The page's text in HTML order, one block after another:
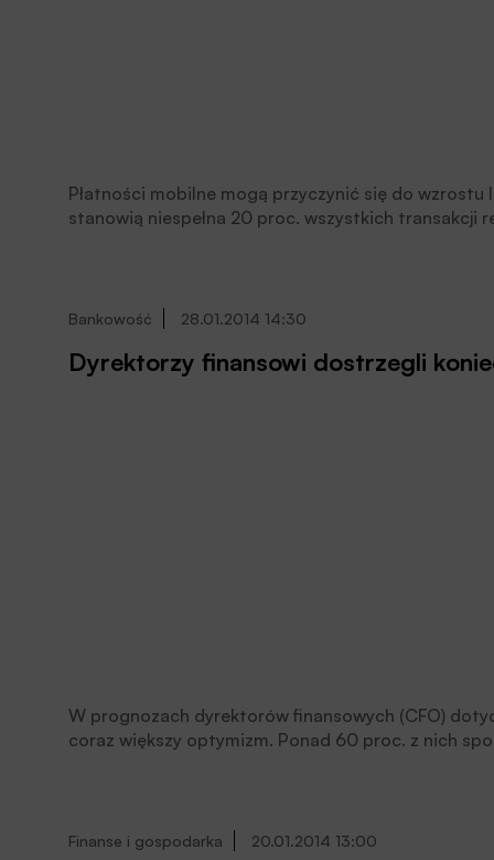
Płatności mobilne mogą przyczynić się do
stanowią niespełna 20 proc. wszystkich transakcji
Bankowość 28.01.2014 14:30
Dyrektorzy finansowi dostrzegli
W prognozach dyrektorów finansowych (CFO)
coraz większy optymizm. Ponad 60 proc. z nich
Finanse i gospodarka 20.01.2014 13:00